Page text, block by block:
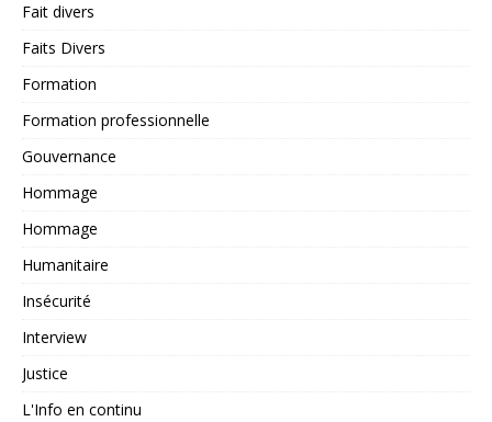
Fait divers
Faits Divers
Formation
Formation professionnelle
Gouvernance
Hommage
Hommage
Humanitaire
Insécurité
Interview
Justice
L'Info en continu